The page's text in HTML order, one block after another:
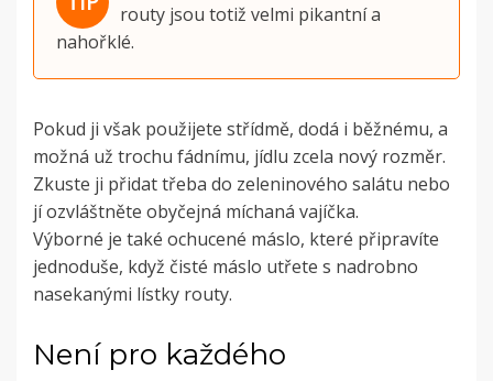
routy jsou totiž velmi pikantní a
nahořklé.
Pokud ji však použijete střídmě, dodá i běžnému, a
možná už trochu fádnímu, jídlu zcela nový rozměr.
Zkuste ji přidat třeba do zeleninového salátu nebo
jí ozvláštněte obyčejná míchaná vajíčka.
Výborné je také ochucené máslo, které připravíte
jednoduše, když čisté máslo utřete s nadrobno
nasekanými lístky routy.
Není pro každého